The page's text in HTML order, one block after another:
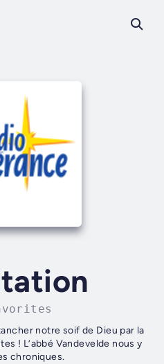
notre soif de Dieu par la
! L’abbé Vandevelde nous y
chroniques.